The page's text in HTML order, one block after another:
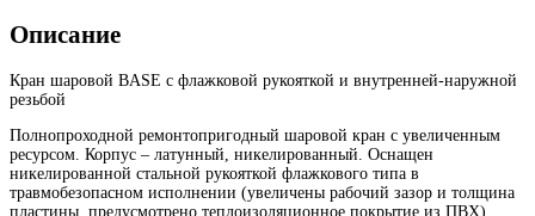
Описание
Кран шаровой BASE с флажковой рукояткой и внутренней-наружной
резьбой
Полнопроходной ремонтопригодный шаровой кран с увеличенным
ресурсом. Корпус – латунный, никелированный. Оснащен
никелированной стальной рукояткой флажкового типа в
травмобезопасном исполнении (увеличены рабочий зазор и толщина
пластины, предусмотрено теплоизоляционное покрытие из ПВХ).